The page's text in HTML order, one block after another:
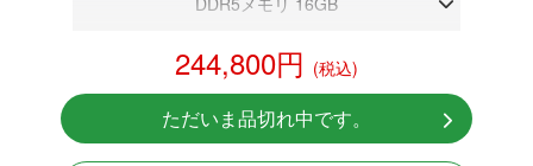
NVMeSSD 1TB
Windows11 Home 64bit
244,800円 (税込)
ただいま品切れ中です。